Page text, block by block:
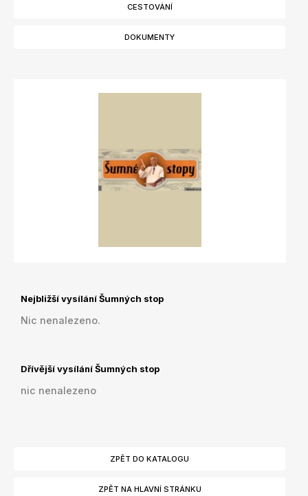
CESTOVÁNÍ
DOKUMENTY
Nejbližší vysílání Šumných stop
Nic nenalezeno.
Dřívější vysílání Šumných stop
nic nenalezeno
ZPĚT DO KATALOGU
ZPĚT NA HLAVNÍ STRÁNKU